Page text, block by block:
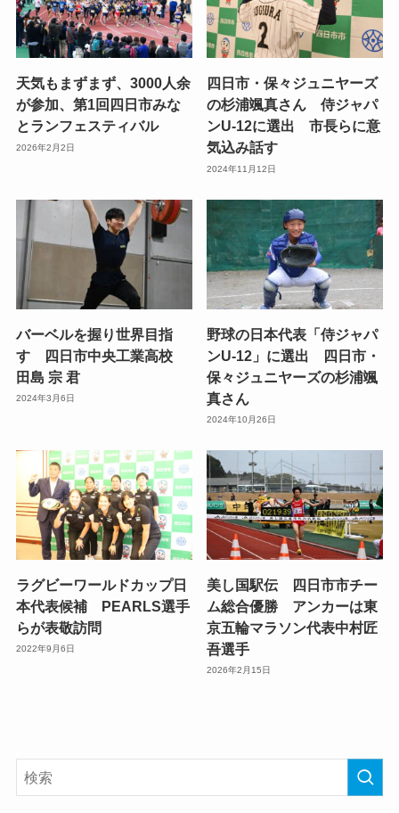
天気もまずまず、3000人余
が参加、第1回四日市みな
とランフェスティバル
2026年2月2日
四日市・保々ジュニヤーズ
の杉浦颯真さん 侍ジャパ
ンU-12に選出 市長らに意
気込み話す
2024年11月12日
バーベルを握り世界目指
す 四日市中央工業高校
田島 宗 君
2024年3月6日
野球の日本代表「侍ジャパ
ンU-12」に選出 四日市・
保々ジュニヤーズの杉浦颯
真さん
2024年10月26日
ラグビーワールドカップ日
本代表候補 PEARLS選手
らが表敬訪問
2022年9月6日
美し国駅伝 四日市市チー
ム総合優勝 アンカーは東
京五輪マラソン代表中村匠
吾選手
2026年2月15日